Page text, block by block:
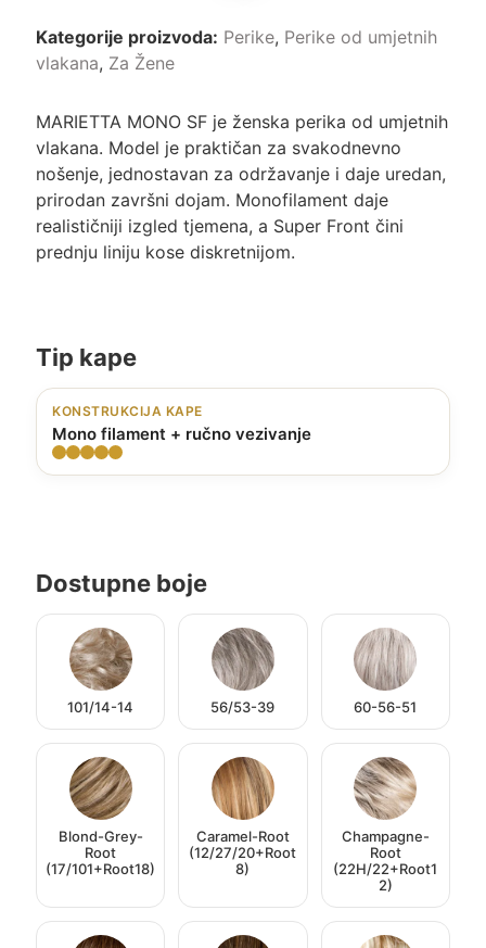
Kategorije proizvoda: Perike, Perike od umjetnih
vlakana, Za Žene
MARIETTA MONO SF je ženska perika od umjetnih
vlakana. Model je praktičan za svakodnevno
nošenje, jednostavan za održavanje i daje uredan,
prirodan završni dojam. Monofilament daje
realističniji izgled tjemena, a Super Front čini
prednju liniju kose diskretnijom.
Tip kape
KONSTRUKCIJA KAPE
Mono filament + ručno vezivanje
Dostupne boje
101/14-14 56/53-39 60-56-51
Blond-Grey-
Root
(17/101+Root18)
Caramel-Root
(12/27/20+Root
8)
Champagne-
Root
(22H/22+Root1
2)